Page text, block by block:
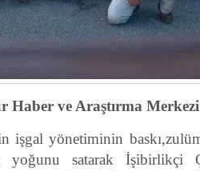
Haber ve Araştırma
işgal yönetiminin
yoğunu satarak